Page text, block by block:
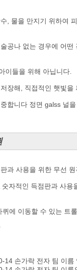
, 물을 만지기 위하여
공나 없는 경우에 어떤
이들을 위해 아닙니다.
장해, 직접적인 햇빛을
합니다 정면 galss 널
과 사용을 위한 무선
자적인 득점판과 사용
에 이동할 수 있는 트
14 손가락 전자 팀 이름